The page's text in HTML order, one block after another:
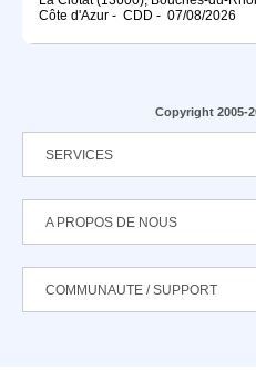
Côte d'Azur - CDD - 07/08/2026
Copyright 2005-
SERVICES
A PROPOS DE NOUS
COMMUNAUTE / SUPPORT